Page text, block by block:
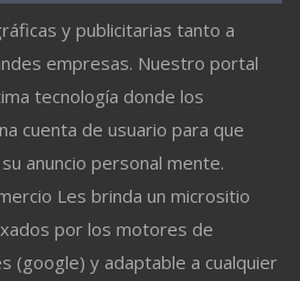
y publicitarias tanto a
empresas. Nuestro portal
tecnología donde los
cuenta de usuario para que
anuncio personal mente.
Les brinda un micrositio
por los motores de
(google) y adaptable a cualquier